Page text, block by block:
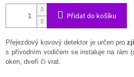
Přidat do košíku
Přejezdový kovový detektor je určen pro
s přívodním vodičem se instaluje na rám
oken, dveří či vrat.